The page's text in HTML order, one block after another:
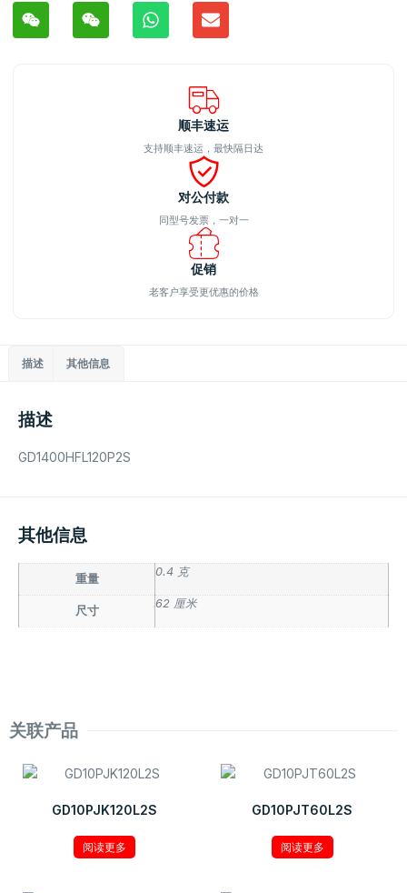
顺丰速运
支持顺丰速运，最快隔日达
对公付款
同型号发票，一对一
促销
老客户享受更优惠的价格
描述 其他信息
描述
GD1400HFL120P2S
其他信息
重量
0.4 克
尺寸
62 厘米
关联产品
GD10PJK120L2S
阅读更多
GD10PJT60L2S
阅读更多